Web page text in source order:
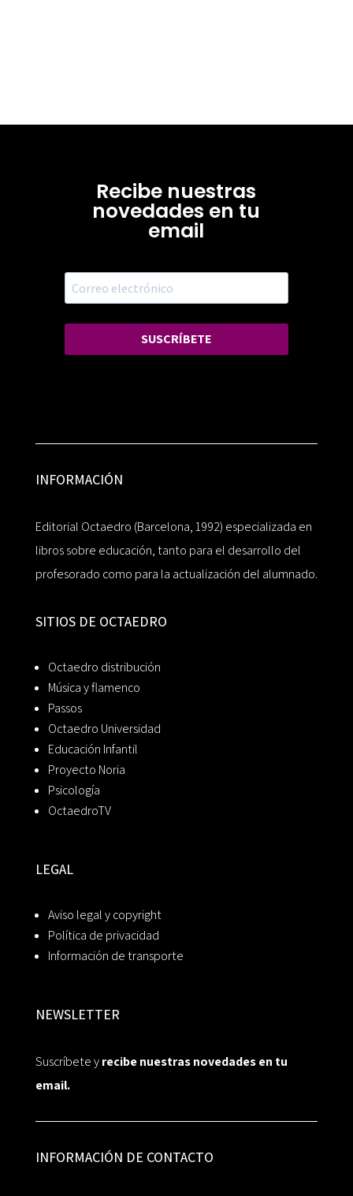
Recibe nuestras
novedades en tu
email
SUSCRÍBETE
INFORMACIÓN
Editorial Octaedro (Barcelona, 1992) especializada en
libros sobre educación, tanto para el desarrollo del
profesorado como para la actualización del alumnado.
SITIOS DE OCTAEDRO
Octaedro distribución
Música y flamenco
Passos
Octaedro Universidad
Educación Infantil
Proyecto Noria
Psicología
OctaedroTV
LEGAL
Aviso legal y copyright
Política de privacidad
Información de transporte
NEWSLETTER
Suscríbete yrecibe nuestras novedades en tu
email.
INFORMACIÓN DE CONTACTO